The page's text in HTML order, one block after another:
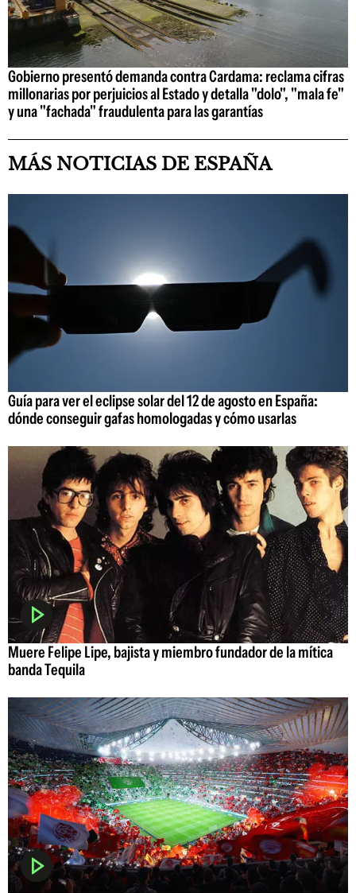
Gobierno presentó demanda contra Cardama: reclama cifras
millonarias por perjuicios al Estado y detalla "dolo", "mala fe"
y una "fachada" fraudulenta para las garantías
MÁS NOTICIAS DE ESPAÑA
Guía para ver el eclipse solar del 12 de agosto en España:
dónde conseguir gafas homologadas y cómo usarlas
Muere Felipe Lipe, bajista y miembro fundador de la mítica
banda Tequila